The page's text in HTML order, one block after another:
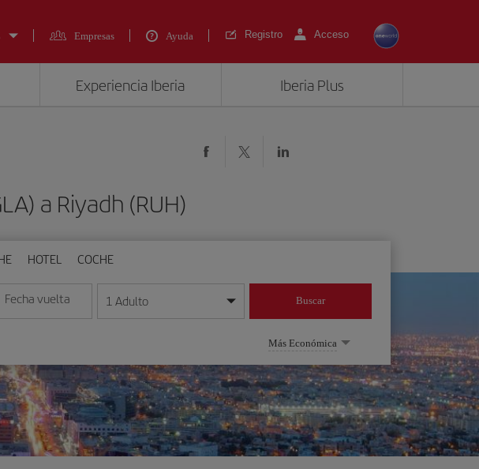
Empresas Ayuda Registro Acceso
Experiencia Iberia Iberia Plus
a Riyadh (RUH)
HOTEL COCHE
día/mes/año
Fecha vuelta
la fecha en formato día/mes/año
1 Adulto Buscar
Más Económica